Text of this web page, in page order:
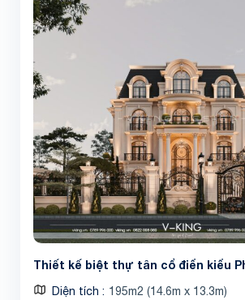
Thiết kế biệt thự tân cổ điển kiểu
Diện tích 195m2 (14.6m x 13.3m)